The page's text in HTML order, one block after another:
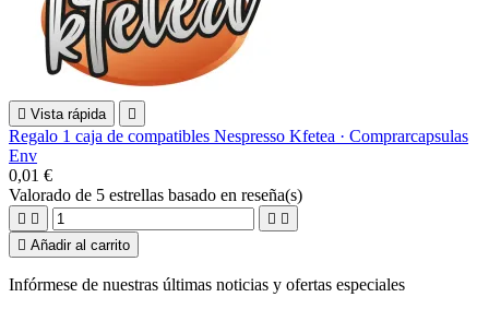
 Vista rápida 
Regalo 1 caja de compatibles Nespresso Kfetea · Comprarcapsulas
Env
0,01 €
Valorado de 5 estrellas basado en reseña(s)
   
 Añadir al carrito
Infórmese de nuestras últimas noticias y ofertas especiales